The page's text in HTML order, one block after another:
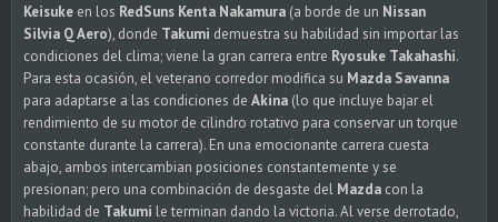
Keisuke en los RedSuns Kenta Nakamura (a borde de un Nissan
Silvia Q Aero), donde Takumi demuestra su habilidad sin importar las
condiciones del clima; viene la gran carrera entre Ryosuke Takahashi.
Para esta ocasión, el veterano corredor modifica su Mazda Savanna
para adaptarse a las condiciones de Akina (lo que incluye bajar el
rendimiento de su motor de cilindro rotativo para conservar un torque
constante durante la carrera). En una emocionante carrera cuesta
abajo, ambos intercambian posiciones constantemente y se
presionan; pero una combinación de desgaste del Mazda con la
habilidad de Takumi le terminan dando la victoria. Al verse derrotado,